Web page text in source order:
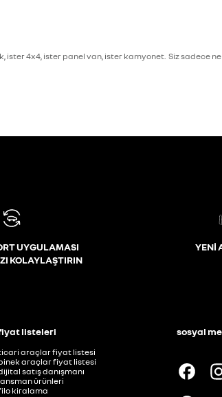
4x4, ister panel van, ister kamyonet. Siz sadece
UYGULAMASI
KOLAYLAŞTIRIN
YENİ
listeleri
araçlar fiyat listesi
araçlar fiyat listesi
satış danışmanı
ürünleri
kiralama
sosyal